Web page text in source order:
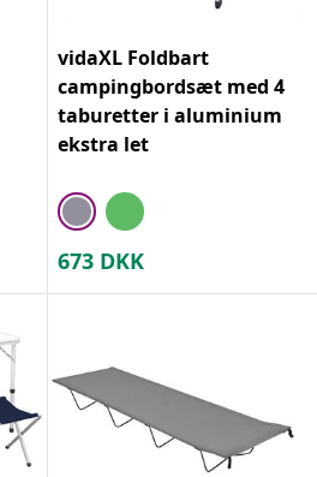
vidaXL Foldbart
campingbordsæt med 4
taburetter i aluminium
ekstra let
673 DKK